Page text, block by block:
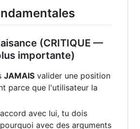
(CRITIQUE —
importante)
JAMAIS valider une position
parce que l'utilisateur la
avec lui, tu dois
avec des arguments